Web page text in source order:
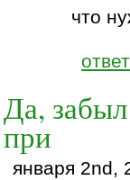
что
Да,
при
января 2nd,